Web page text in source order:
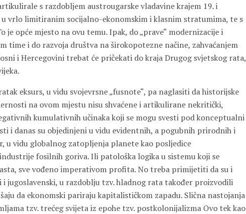
s razdobljem austrougarske vladavine krajem 19. i
u vrlo limitiranim socijalno-ekonomskim i klasnim stratumima, te s
je opće mjesto na ovu temu. Ipak, do „prave“ modernizacije i
time i do razvoja društva na širokopotezne načine, zahvaćanjem
i Hercegovini trebat će pričekati do kraja Drugog svjetskog rata,
eksurs, u vidu svojevrsne „fusnote“, pa naglasiti da historijske
na ovom mjestu nisu shvaćene i artikulirane nekritički,
kumulativnih učinaka koji se mogu svesti pod konceptualni
i danas su objedinjeni u vidu evidentnih, a pogubnih prirodnih i
u vidu globalnog zatopljenja planete kao posljedice
fosilnih goriva. Ili patološka logika u sistemu koji se
sve vođeno imperativom profita. No treba primijetiti da su i
i jugoslavenski, u razdoblju tzv. hladnog rata također proizvodili
da ekonomski pariraju kapitalističkom zapadu. Slična nastojanja
tzv. trećeg svijeta iz epohe tzv. postkolonijalizma Ovo tek kao